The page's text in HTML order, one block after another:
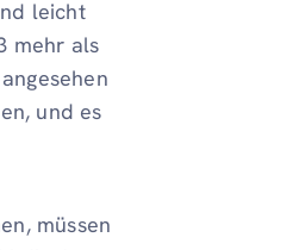
leicht
mehr als
und es
müssen